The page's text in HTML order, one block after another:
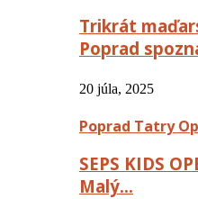
Trikrát
Poprad
20 júla, 2025
Poprad Tatry
SEPS KIDS
Malý…